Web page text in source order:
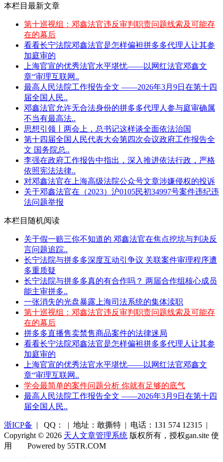
本栏目最新文章
第十巡视组：邓鑫法官违反审判职责问题线索及可能存
在的幕后
看看长宁法院邓鑫法官是怎样偏袒拼多多代理人让其参
加庭审的
上海官宣的优秀法官水平堪忧——以网红法官邓鑫文
章“审理互联网..
最高人民法院工作报告全文 ——2026年3月9日在第十四
届全国人民..
邓鑫法官允许无合法身份的拼多多代理人参与庭审确属
不当有最高法..
思想引领丨两会上，总书记这样谈全面依法治国
第十四届全国人民代表大会第四次会议政府工作报告全
文 国务院总..
李强在政府工作报告中指出，深入推进依法行政，严格
依照宪法法律..
对邓鑫法官在上海高级法院公众号文章涉嫌侵权的投诉
关于邓鑫法官在（2023）沪0105民初34997号案件违纪违
法问题举报
本栏目随机阅读
关于假一赔三你不知道的 邓鑫法官在焦点挖坑与判决反
言问题追踪..
长宁法院与拼多多深度互动引争议 关联案件审理程序遭
多重质疑
长宁法院与拼多多真的有合作吗？ 两届合作组核心成员
能主审拼多..
一张消失的光盘暴露上海司法系统的集体渎职
第十巡视组：邓鑫法官违反审判职责问题线索及可能存
在的幕后
拼多多直播售卖禁售商品案件的法律迷局
看看长宁法院邓鑫法官是怎样偏袒拼多多代理人让其参
加庭审的
上海官宣的优秀法官水平堪忧——以网红法官邓鑫文
章“审理互联网..
学会最简单的案件问题分析 你就有足够的底气
最高人民法院工作报告全文 ——2026年3月9日在第十四
届全国人民..
浙ICP备 | QQ： | 地址：敢撕特 | 电话：131 574 12315 |
Copyright © 2026 天人文章管理系统 版权所有，授权gan.site 使
用
Powered by 55TR.COM